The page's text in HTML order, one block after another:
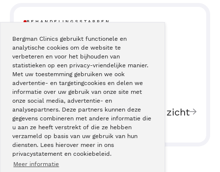
Bergman Clinics gebruikt functionele en
analytische cookies om de website te
verbeteren en voor het bijhouden van
statistieken op een privacy-vriendelijke manier.
Met uw toestemming gebruiken we ook
advertentie- en targetingcookies en delen we
informatie over uw gebruik van onze site met
onze social media, advertentie- en
analysepartners. Deze partners kunnen deze
gegevens combineren met andere informatie die
u aan ze heeft verstrekt of die ze hebben
verzameld op basis van uw gebruik van hun
diensten. Lees hierover meer in ons
privacystatement en cookiebeleid.
Meer informatie
BEHANDELINGSSTAPPEN
38Trillend oog
40 Verminderd zicht